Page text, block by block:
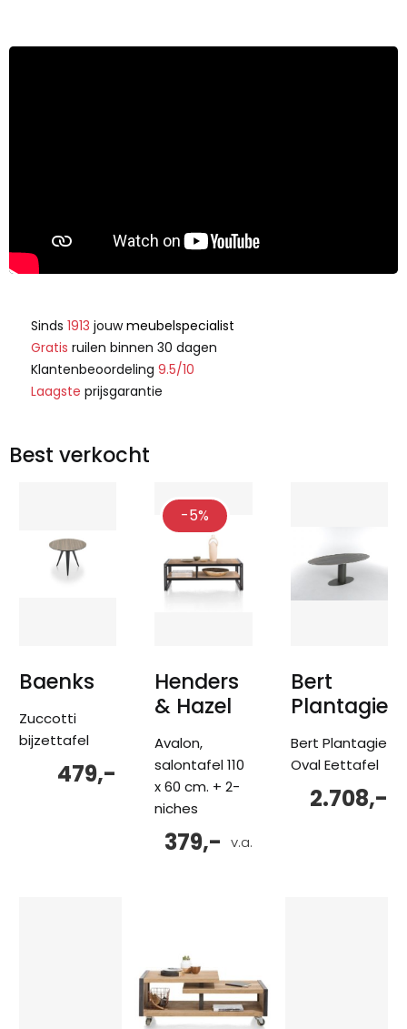
Sinds 1913 jouwmeubelspecialist
Gratis ruilen binnen 30 dagen
Klantenbeoordeling 9.5/10
Laagste prijsgarantie
Best verkocht
Baenks
Zuccotti
bijzettafel
479,-
-5%
Henders
& Hazel
Avalon,
salontafel 110
x 60 cm. + 2-
niches
v.a.
379,-
Bert
Plantagie
Bert Plantagie
Oval Eettafel
2.708,-